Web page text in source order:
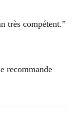
très compétent.”
recommande